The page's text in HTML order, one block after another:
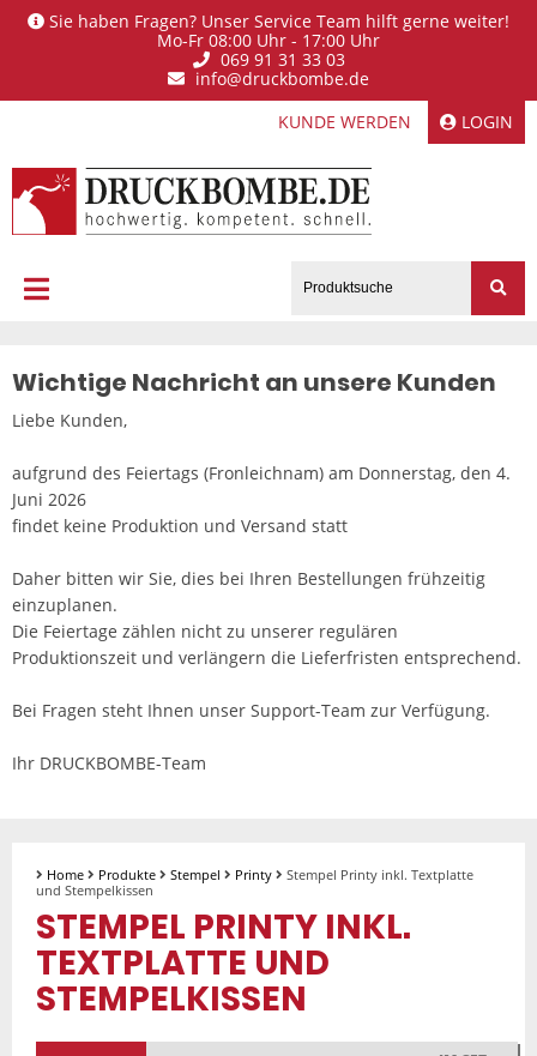
Sie haben Fragen? Unser Service Team hilft gerne weiter!
Mo-Fr 08:00 Uhr - 17:00 Uhr
069 91 31 33 03
info@druckbombe.de
KUNDE WERDEN
LOGIN
Wichtige Nachricht an unsere Kunden
Liebe Kunden,
aufgrund des Feiertags (Fronleichnam) am Donnerstag, den 4.
Juni 2026
findet keine Produktion und Versand statt
Daher bitten wir Sie, dies bei Ihren Bestellungen frühzeitig
einzuplanen.
Die Feiertage zählen nicht zu unserer regulären
Produktionszeit und verlängern die Lieferfristen entsprechend.
Bei Fragen steht Ihnen unser Support-Team zur Verfügung.
Ihr DRUCKBOMBE-Team
Home Produkte Stempel Printy
Stempel Printy inkl. Textplatte
und Stempelkissen
STEMPEL PRINTY INKL.
TEXTPLATTE UND
STEMPELKISSEN